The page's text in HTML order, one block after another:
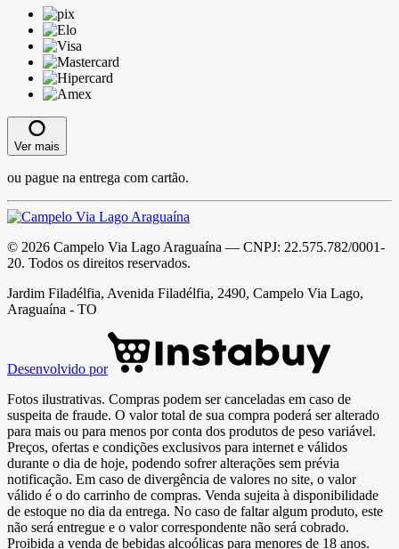
Ver mais
ou pague na entrega com cartão.
© 2026 Campelo Via Lago Araguaína — CNPJ: 22.575.782/0001-
20. Todos os direitos reservados.
Jardim Filadélfia, Avenida Filadélfia, 2490, Campelo Via Lago,
Araguaína - TO
Desenvolvido por
Fotos ilustrativas. Compras podem ser canceladas em caso de
suspeita de fraude. O valor total de sua compra poderá ser alterado
para mais ou para menos por conta dos produtos de peso variável.
Preços, ofertas e condições exclusivos para internet e válidos
durante o dia de hoje, podendo sofrer alterações sem prévia
notificação. Em caso de divergência de valores no site, o valor
válido é o do carrinho de compras. Venda sujeita à disponibilidade
de estoque no dia da entrega. No caso de faltar algum produto, este
não será entregue e o valor correspondente não será cobrado.
Proibida a venda de bebidas alcoólicas para menores de 18 anos.